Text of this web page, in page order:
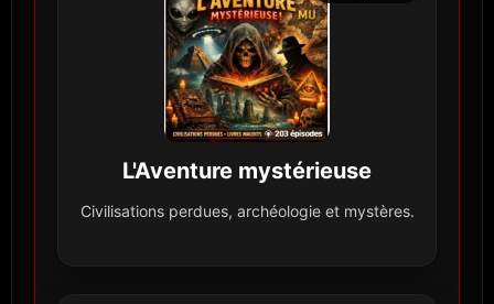
L'Aventure mystérieuse
Civilisations perdues, archéologie et mystères.